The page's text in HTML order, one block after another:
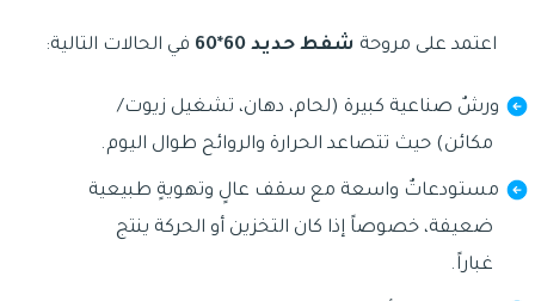
اعتمد على مروحة شفط حديد 60*60 في الحالات التالية:
ورشٌ صناعية كبيرة (لحام، دهان، تشغيل زيوت/
مكائن) حيث تتصاعد الحرارة والروائح طوال اليوم.
مستودعاتٌ واسعة مع سقف عالٍ وتهويةٍ طبيعية
ضعيفة، خصوصاً إذا كان التخزين أو الحركة ينتج
غباراً.